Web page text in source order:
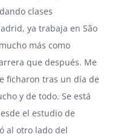
clases
ya trabaja en São
más como
que después. Me
ficharon tras un día de
y de todo. Se está
el estudio de
al otro lado del